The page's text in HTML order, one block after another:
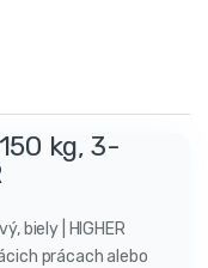
kg, 3-
biely | HIGHER
prácach alebo